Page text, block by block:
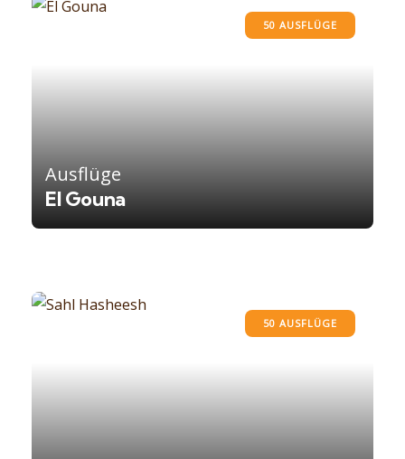
50 AUSFLÜGE
Ausflüge
El Gouna
50 AUSFLÜGE